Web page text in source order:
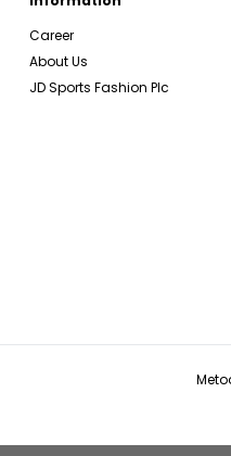
Career
About Us
JD Sports Fashion Plc